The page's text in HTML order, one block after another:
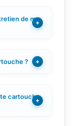
de ma
+
? +
cartouche
+